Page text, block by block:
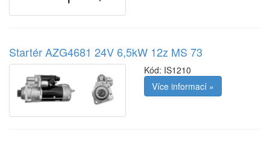
Startér AZG4681 24V 6,5kW 12z MS 73
Kód: IS1210
Více informací »